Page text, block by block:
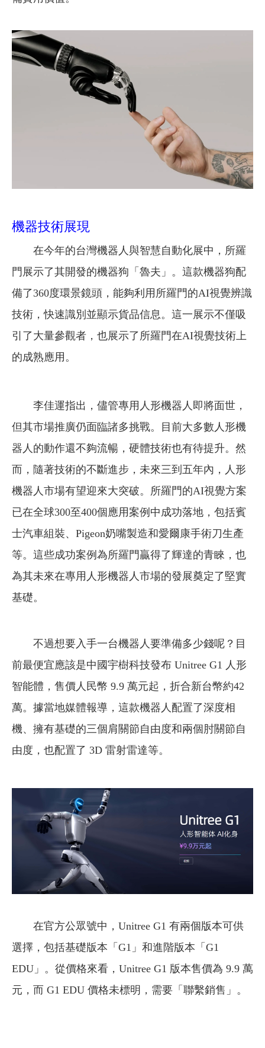
機器技術展現
在今年的台灣機器人與智慧自動化展中，所羅
門展示了其開發的機器狗「魯夫」。這款機器狗配
備了360度環景鏡頭，能夠利用所羅門的AI視覺辨識
技術，快速識別並顯示貨品信息。這一展示不僅吸
引了大量參觀者，也展示了所羅門在AI視覺技術上
的成熟應用。
李佳運指出，儘管專用人形機器人即將面世，
但其市場推廣仍面臨諸多挑戰。目前大多數人形機
器人的動作還不夠流暢，硬體技術也有待提升。然
而，隨著技術的不斷進步，未來三到五年內，人形
機器人市場有望迎來大突破。 所羅門的AI視覺方案
已在全球300至400個應用案例中成功落地，包括賓
士汽車組裝、Pigeon奶嘴製造和愛爾康手術刀生產
等。這些成功案例為所羅門贏得了輝達的青睞，也
為其未來在專用人形機器人市場的發展奠定了堅實
基礎。
不過想要入手一台機器人要準備多少錢呢？目
前最便宜應該是中國宇樹科技發布 Unitree G1 人形
智能體，售價人民幣 9.9 萬元起，折合新台幣約42
萬。據當地媒體報導，這款機器人配置了深度相
機、擁有基礎的三個肩關節自由度和兩個肘關節自
由度，也配置了 3D 雷射雷達等。
在官方公眾號中，Unitree G1 有兩個版本可供
選擇，包括基礎版本「G1」和進階版本「G1
EDU」。從價格來看，Unitree G1 版本售價為 9.9 萬
元，而 G1 EDU 價格未標明，需要「聯繫銷售」。